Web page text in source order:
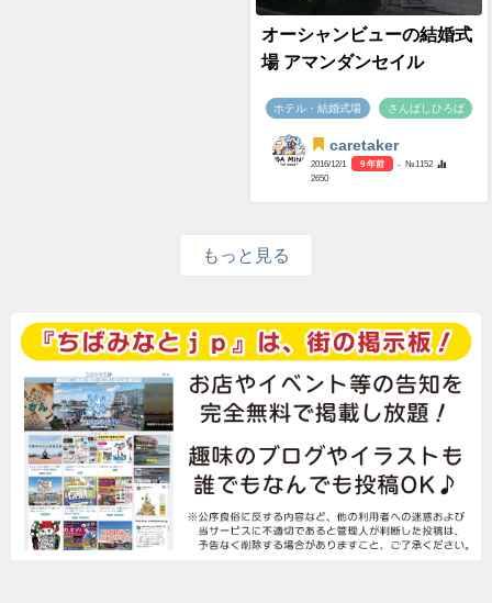
オーシャンビューの結婚式
場 アマンダンセイル
ホテル・結婚式場 さんばしひろば
caretaker
2016/12/1 9 年前
- №1152
2650
もっと見る